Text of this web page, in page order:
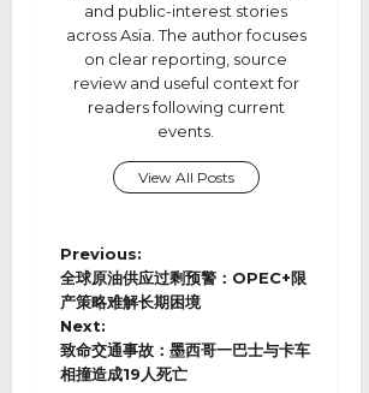
and public-interest stories
across Asia. The author focuses
on clear reporting, source
review and useful context for
readers following current
events.
View All Posts
P
o
s
t
n
a
Previous:
全球原油供应过剩预警：OPEC+限
产策略难解长期困境
Next:
致命交通事故：墨西哥一巴士与卡车
相撞造成19人死亡